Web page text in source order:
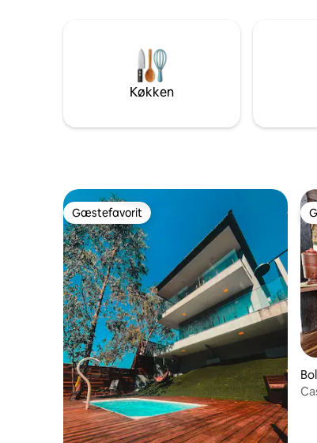
Rodrigo de Freitas Lagoa bike path, 5
minutes walk from the Botanical
Gardens, 10 min drive to Copacabana,
Leblon and Ipanema beach.
Køkken
Gæstefavorit
Gæstefavorit